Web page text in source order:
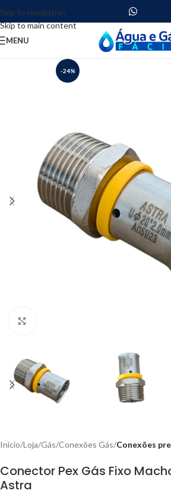
Skip to navigation
Skip to main content
MENU
-24%
Início Loja Gás Conexões Gás Conexões
Conector Pex Gás Fixo
Astra